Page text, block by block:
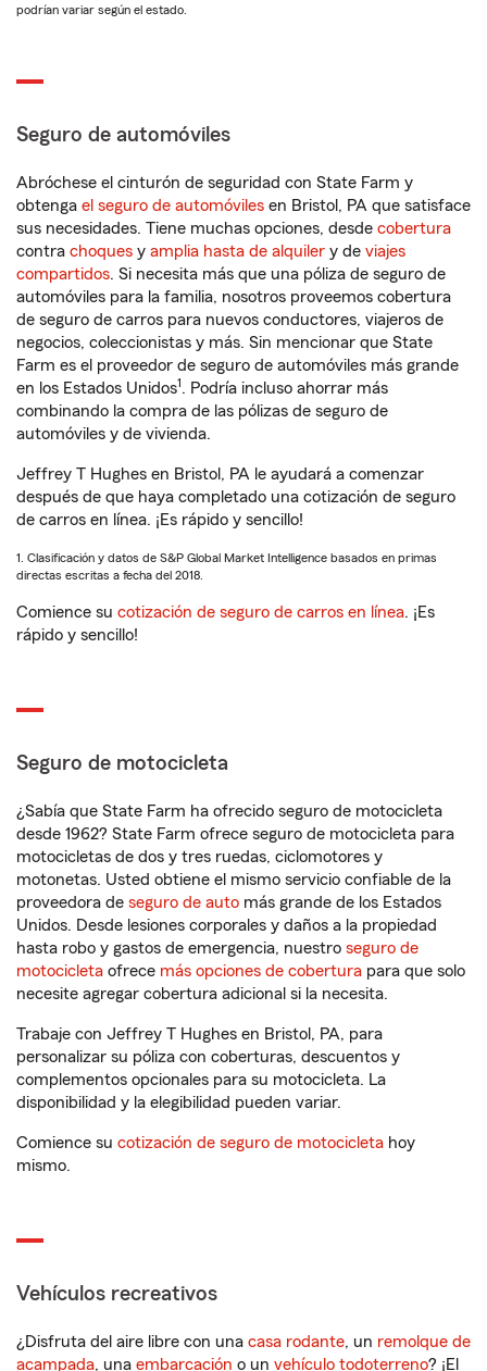
podrían variar según el estado.
Seguro de automóviles
Abróchese el cinturón de seguridad con State Farm y
obtenga el seguro de automóviles en Bristol, PA que satisface
sus necesidades. Tiene muchas opciones, desde cobertura
contra choques y amplia hasta de alquiler y de viajes
compartidos. Si necesita más que una póliza de seguro de
automóviles para la familia, nosotros proveemos cobertura
de seguro de carros para nuevos conductores, viajeros de
negocios, coleccionistas y más. Sin mencionar que State
Farm es el proveedor de seguro de automóviles más grande
en los Estados Unidos1. Podría incluso ahorrar más
combinando la compra de las pólizas de seguro de
automóviles y de vivienda.
Jeffrey T Hughes en Bristol, PA le ayudará a comenzar
después de que haya completado una cotización de seguro
de carros en línea. ¡Es rápido y sencillo!
1. Clasificación y datos de S&P Global Market Intelligence basados en primas
directas escritas a fecha del 2018.
Comience su cotización de seguro de carros en línea. ¡Es
rápido y sencillo!
Seguro de motocicleta
¿Sabía que State Farm ha ofrecido seguro de motocicleta
desde 1962? State Farm ofrece seguro de motocicleta para
motocicletas de dos y tres ruedas, ciclomotores y
motonetas. Usted obtiene el mismo servicio confiable de la
proveedora de seguro de auto más grande de los Estados
Unidos. Desde lesiones corporales y daños a la propiedad
hasta robo y gastos de emergencia, nuestro seguro de
motocicleta ofrece más opciones de cobertura para que solo
necesite agregar cobertura adicional si la necesita.
Trabaje con Jeffrey T Hughes en Bristol, PA, para
personalizar su póliza con coberturas, descuentos y
complementos opcionales para su motocicleta. La
disponibilidad y la elegibilidad pueden variar.
Comience su cotización de seguro de motocicleta hoy
mismo.
Vehículos recreativos
¿Disfruta del aire libre con una casa rodante, un remolque de
acampada, una embarcación o un vehículo todoterreno? ¡El